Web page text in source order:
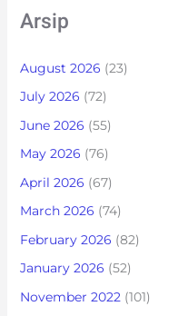
Arsip
August 2026 (23)
July 2026 (72)
June 2026 (55)
May 2026 (76)
April 2026 (67)
March 2026 (74)
February 2026 (82)
January 2026 (52)
November 2022(101)